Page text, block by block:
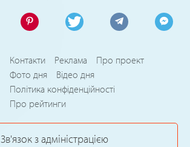
Контакти Реклама
Про проект
Фото дня
Відео дня
Політика конфіденційності
Про рейтинги
Зв'язок з адміністрацією